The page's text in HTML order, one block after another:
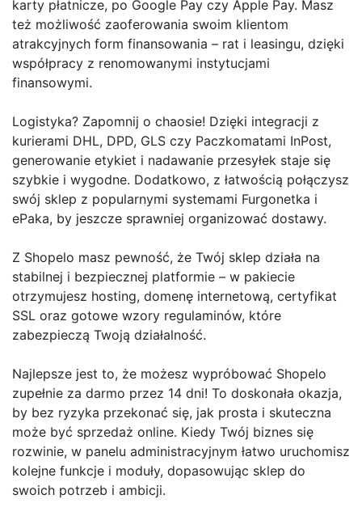
karty płatnicze, po Google Pay czy Apple Pay. Masz
też możliwość zaoferowania swoim klientom
atrakcyjnych form finansowania – rat i leasingu, dzięki
współpracy z renomowanymi instytucjami
finansowymi.
Logistyka? Zapomnij o chaosie! Dzięki integracji z
kurierami DHL, DPD, GLS czy Paczkomatami InPost,
generowanie etykiet i nadawanie przesyłek staje się
szybkie i wygodne. Dodatkowo, z łatwością połączysz
swój sklep z popularnymi systemami Furgonetka i
ePaka, by jeszcze sprawniej organizować dostawy.
Z Shopelo masz pewność, że Twój sklep działa na
stabilnej i bezpiecznej platformie – w pakiecie
otrzymujesz hosting, domenę internetową, certyfikat
SSL oraz gotowe wzory regulaminów, które
zabezpieczą Twoją działalność.
Najlepsze jest to, że możesz wypróbować Shopelo
zupełnie za darmo przez 14 dni! To doskonała okazja,
by bez ryzyka przekonać się, jak prosta i skuteczna
może być sprzedaż online. Kiedy Twój biznes się
rozwinie, w panelu administracyjnym łatwo uruchomisz
kolejne funkcje i moduły, dopasowując sklep do
swoich potrzeb i ambicji.